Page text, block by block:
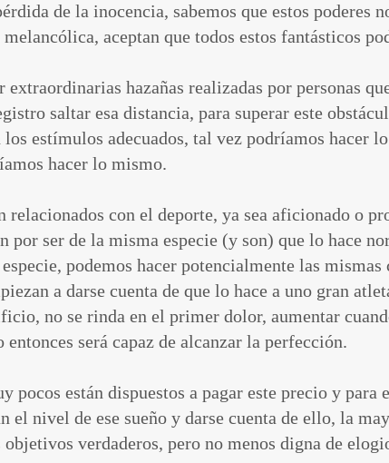
de la inocencia, sabemos que estos poderes
aceptan que todos estos fantásticos
hazañas realizadas por personas
saltar esa distancia, para superar este
estímulos adecuados, tal vez podríamos hacer
hacer lo mismo.
relacionados con el deporte, ya sea aficionado o
por ser de la misma especie (y son) que lo hace
podemos hacer potencialmente las
a darse cuenta de que lo hace a uno gran
no se rinda en el primer dolor, aumentar
será capaz de alcanzar la perfección.
pocos están dispuestos a pagar este precio y
el nivel de ese sueño y darse cuenta de ello, la
verdaderos, pero no menos digna de